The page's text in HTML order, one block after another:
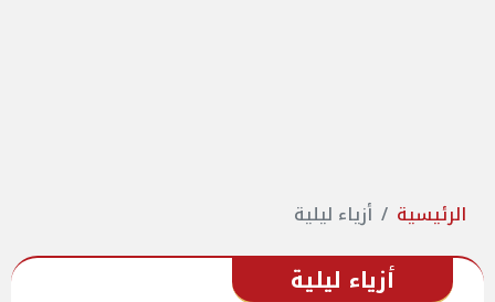
الرئيسية أزياء ليلية
أزياء ليلية